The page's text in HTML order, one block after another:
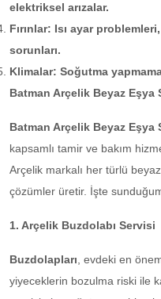
elektriksel arızalar.
Fırınlar: Isı ayar
sorunları.
Klimalar: Soğutma
Batman Arçelik Beyaz Eşya
Batman Arçelik Beyaz Eşya
kapsamlı tamir ve bakım
Arçelik markalı her türlü
çözümler üretir. İşte
1. Arçelik Buzdolabı Servisi
Buzdolapları , evdeki en
yiyeceklerin bozulma riski ile